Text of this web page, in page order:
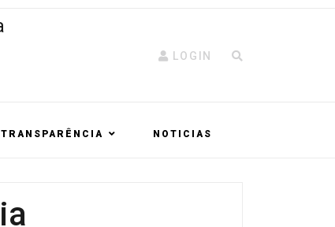
LOGIN
TRANSPARÊNCIA NOTICIAS